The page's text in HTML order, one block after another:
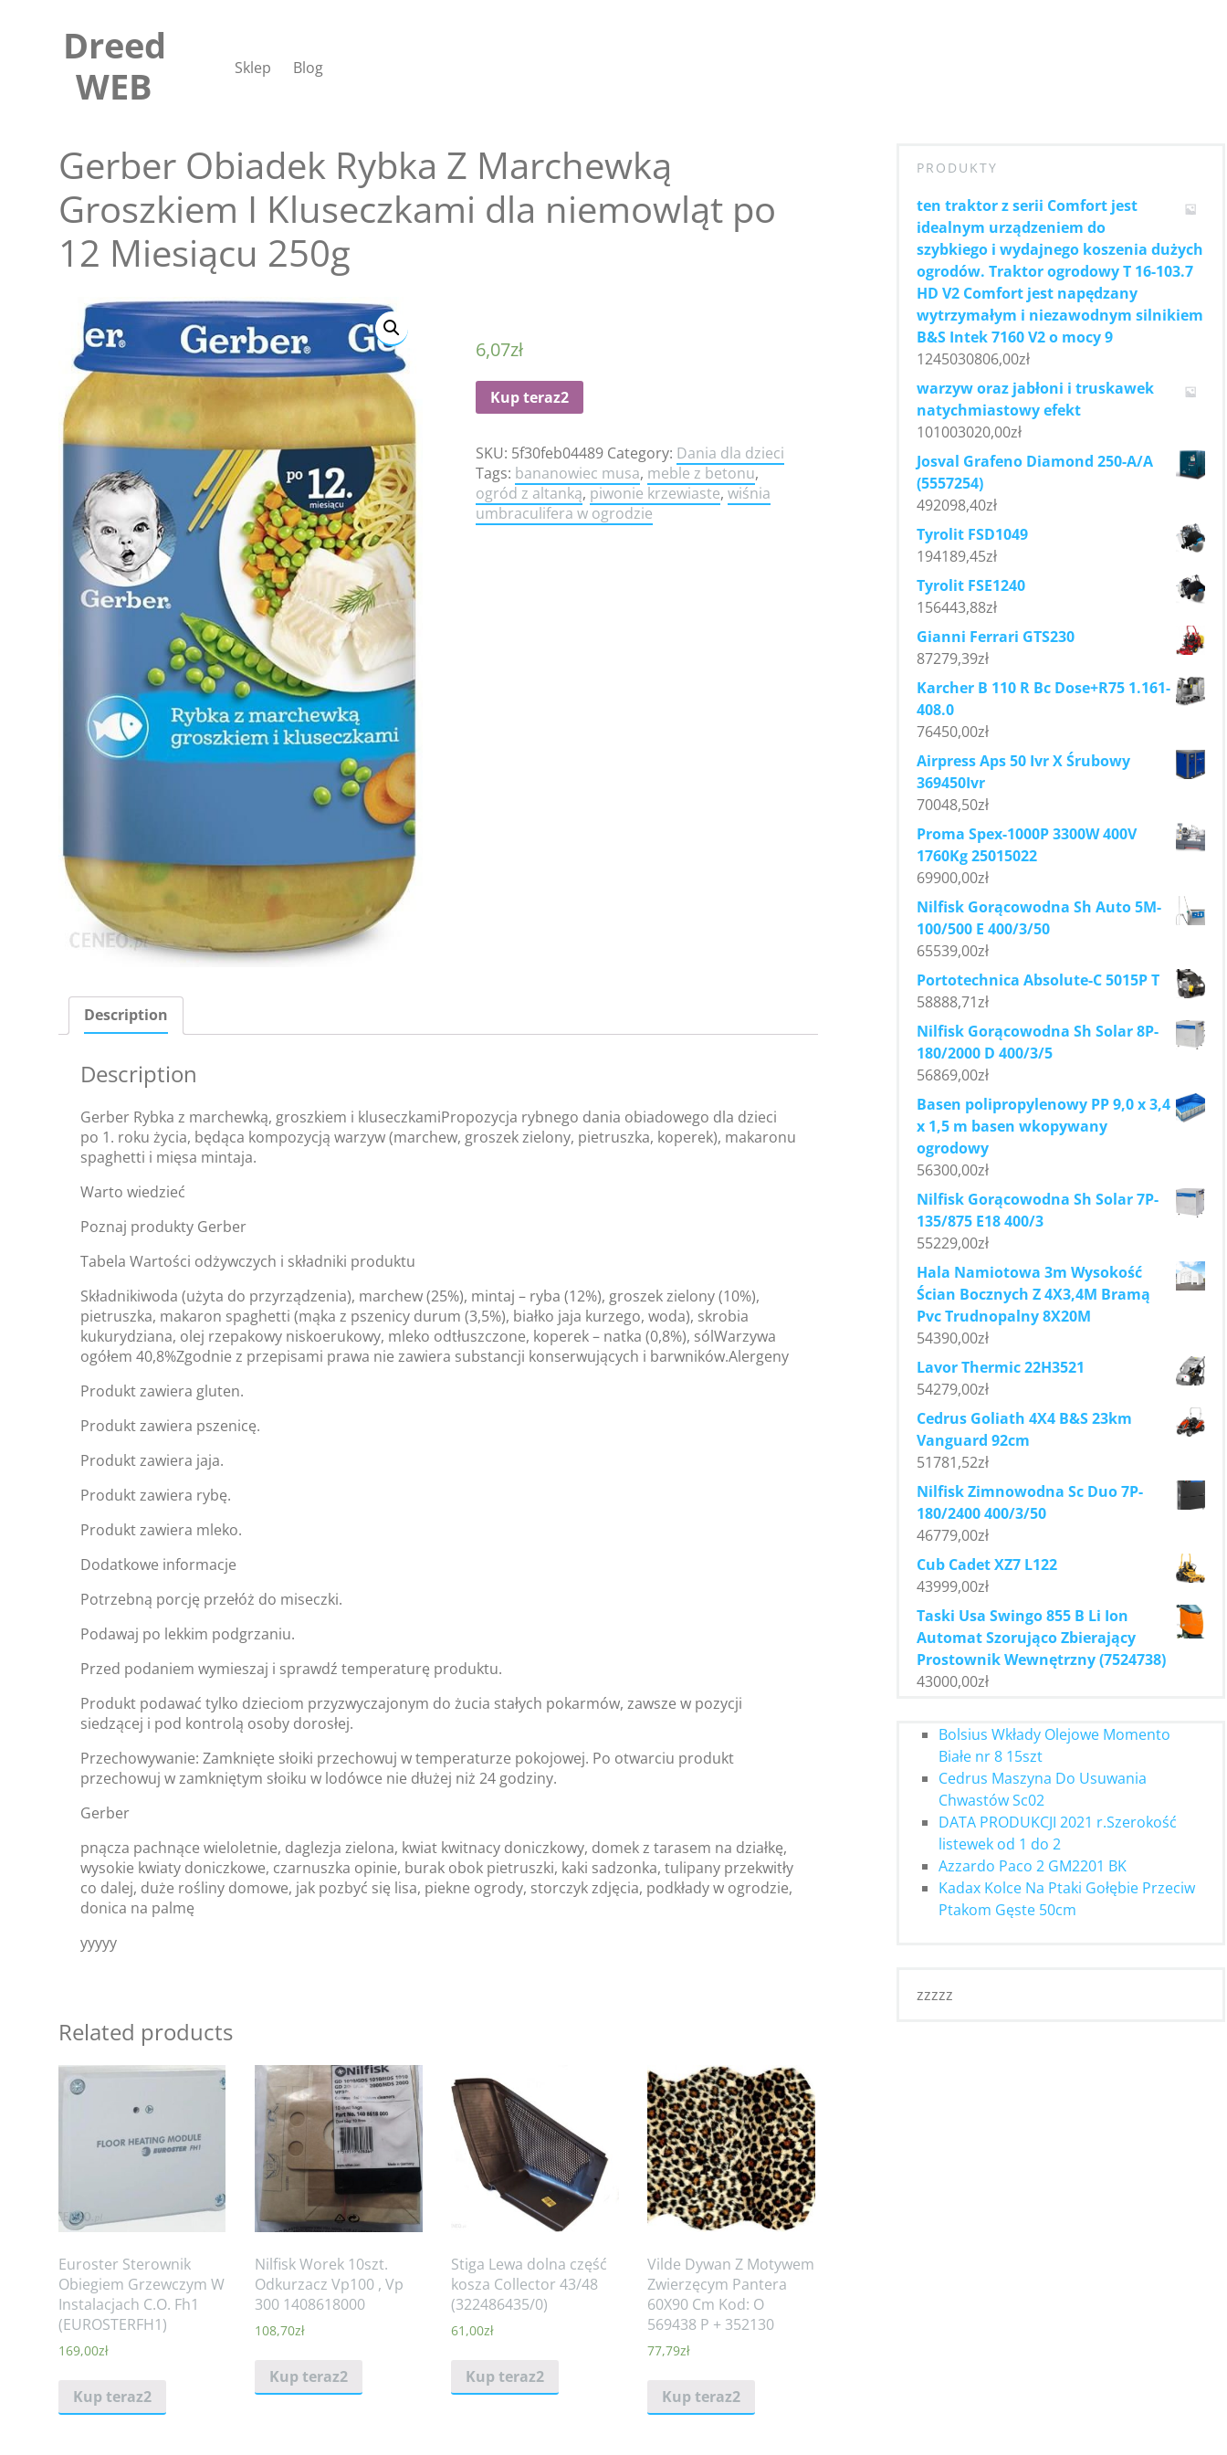
Dreed
WEB
Sklep Blog
Gerber Obiadek Rybka Z Marchewką
Groszkiem I Kluseczkami dla niemowląt po
12 Miesiącu 250g
6,07zł
Kup teraz2
SKU: 5f30feb04489 Category: Dania dla dzieci
Tags: bananowiec musa, meble z betonu,
ogród z altanką, piwonie krzewiaste, wiśnia
umbraculifera w ogrodzie
Description
Description
Gerber Rybka z marchewką, groszkiem i kluseczkamiPropozycja rybnego dania obiadowego dla dzieci
po 1. roku życia, będąca kompozycją warzyw (marchew, groszek zielony, pietruszka, koperek), makaronu
spaghetti i mięsa mintaja.
Warto wiedzieć
Poznaj produkty Gerber
Tabela Wartości odżywczych i składniki produktu
Składnikiwoda (użyta do przyrządzenia), marchew (25%), mintaj – ryba (12%), groszek zielony (10%),
pietruszka, makaron spaghetti (mąka z pszenicy durum (3,5%), białko jaja kurzego, woda), skrobia
kukurydziana, olej rzepakowy niskoerukowy, mleko odtłuszczone, koperek – natka (0,8%), sólWarzywa
ogółem 40,8%Zgodnie z przepisami prawa nie zawiera substancji konserwujących i barwników.Alergeny
Produkt zawiera gluten.
Produkt zawiera pszenicę.
Produkt zawiera jaja.
Produkt zawiera rybę.
Produkt zawiera mleko.
Dodatkowe informacje
Potrzebną porcję przełóż do miseczki.
Podawaj po lekkim podgrzaniu.
Przed podaniem wymieszaj i sprawdź temperaturę produktu.
Produkt podawać tylko dzieciom przyzwyczajonym do żucia stałych pokarmów, zawsze w pozycji
siedzącej i pod kontrolą osoby dorosłej.
Przechowywanie: Zamknięte słoiki przechowuj w temperaturze pokojowej. Po otwarciu produkt
przechowuj w zamkniętym słoiku w lodówce nie dłużej niż 24 godziny.
Gerber
pnącza pachnące wieloletnie, daglezja zielona, kwiat kwitnacy doniczkowy, domek z tarasem na działkę,
wysokie kwiaty doniczkowe, czarnuszka opinie, burak obok pietruszki, kaki sadzonka, tulipany przekwitły
co dalej, duże rośliny domowe, jak pozbyć się lisa, piekne ogrody, storczyk zdjęcia, podkłady w ogrodzie,
donica na palmę
yyyyy
Related products
Euroster Sterownik
Obiegiem Grzewczym W
Instalacjach C.O. Fh1
(EUROSTERFH1)
169,00zł
Kup teraz2
Nilfisk Worek 10szt.
Odkurzacz Vp100 , Vp
300 1408618000
108,70zł
Kup teraz2
Stiga Lewa dolna część
kosza Collector 43/48
(322486435/0)
61,00zł
Kup teraz2
Vilde Dywan Z Motywem
Zwierzęcym Pantera
60X90 Cm Kod: O
569438 P + 352130
77,79zł
Kup teraz2
PRODUKTY
ten traktor z serii Comfort jest
idealnym urządzeniem do
szybkiego i wydajnego koszenia dużych
ogrodów. Traktor ogrodowy T 16-103.7
HD V2 Comfort jest napędzany
wytrzymałym i niezawodnym silnikiem
B&S Intek 7160 V2 o mocy 9
1245030806,00zł
warzyw oraz jabłoni i truskawek
natychmiastowy efekt
101003020,00zł
Josval Grafeno Diamond 250-A/A
(5557254)
492098,40zł
Tyrolit FSD1049
194189,45zł
Tyrolit FSE1240
156443,88zł
Gianni Ferrari GTS230
87279,39zł
Karcher B 110 R Bc Dose+R75 1.161-
408.0
76450,00zł
Airpress Aps 50 Ivr X Śrubowy
369450Ivr
70048,50zł
Proma Spex-1000P 3300W 400V
1760Kg 25015022
69900,00zł
Nilfisk Gorącowodna Sh Auto 5M-
100/500 E 400/3/50
65539,00zł
Portotechnica Absolute-C 5015P T
58888,71zł
Nilfisk Gorącowodna Sh Solar 8P-
180/2000 D 400/3/5
56869,00zł
Basen polipropylenowy PP 9,0 x 3,4
x 1,5 m basen wkopywany
ogrodowy
56300,00zł
Nilfisk Gorącowodna Sh Solar 7P-
135/875 E18 400/3
55229,00zł
Hala Namiotowa 3m Wysokość
Ścian Bocznych Z 4X3,4M Bramą
Pvc Trudnopalny 8X20M
54390,00zł
Lavor Thermic 22H3521
54279,00zł
Cedrus Goliath 4X4 B&S 23km
Vanguard 92cm
51781,52zł
Nilfisk Zimnowodna Sc Duo 7P-
180/2400 400/3/50
46779,00zł
Cub Cadet XZ7 L122
43999,00zł
Taski Usa Swingo 855 B Li Ion
Automat Szorująco Zbierający
Prostownik Wewnętrzny (7524738)
43000,00zł
Bolsius Wkłady Olejowe Momento
Białe nr 8 15szt
Cedrus Maszyna Do Usuwania
Chwastów Sc02
DATA PRODUKCJI 2021 r.Szerokość
listewek od 1 do 2
Azzardo Paco 2 GM2201 BK
Kadax Kolce Na Ptaki Gołębie Przeciw
Ptakom Gęste 50cm
zzzzz